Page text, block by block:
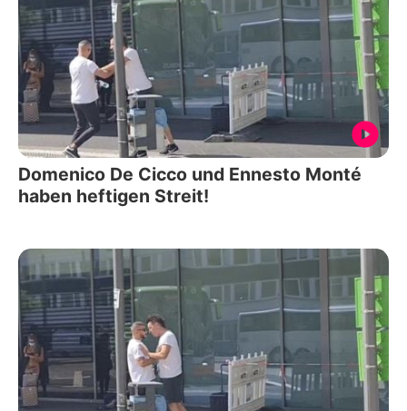
Domenico De Cicco und Ennesto Monté
haben heftigen Streit!